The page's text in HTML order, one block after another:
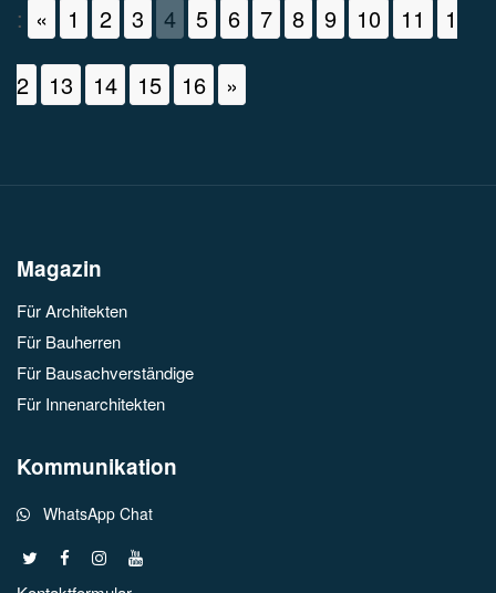
: « 1 2 3 4 5 6 7 8 9 10 11 1
2 13 14 15 16 »
Magazin
Für Architekten
Für Bauherren
Für Bausachverständige
Für Innenarchitekten
Kommunikation
WhatsApp Chat